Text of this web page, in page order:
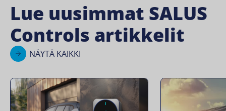
Lue uusimmat SALUS
Controls artikkelit
NÄYTÄ KAIKKI